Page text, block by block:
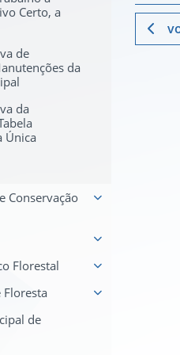
Certo, a
de
da
da
Única
Conservação
Florestal
Floresta
de